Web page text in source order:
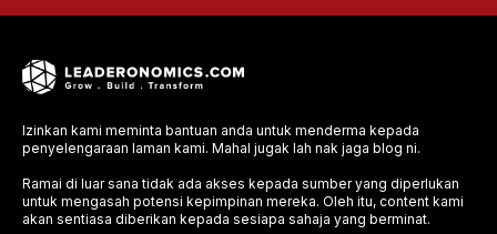
Izinkan kami meminta bantuan anda untuk menderma kepada
penyelengaraan laman kami. Mahal jugak lah nak jaga blog ni.
Ramai di luar sana tidak ada akses kepada sumber yang diperlukan
untuk mengasah potensi kepimpinan mereka. Oleh itu, content kami
akan sentiasa diberikan kepada sesiapa sahaja yang berminat.